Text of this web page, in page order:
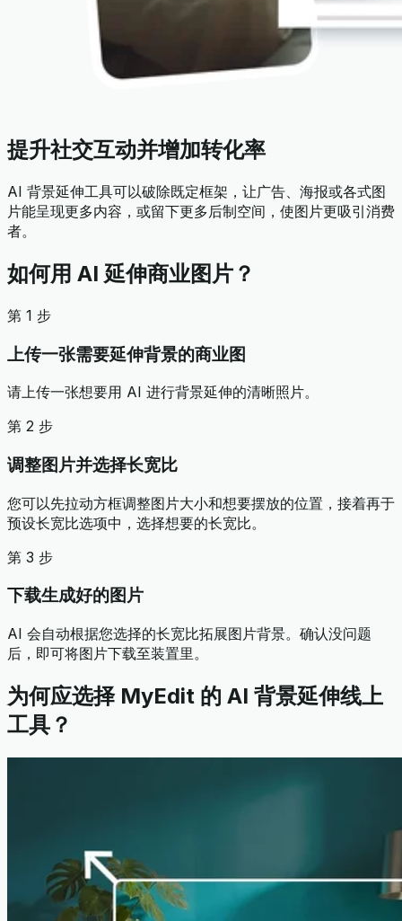
提升社交互动并增加转化率
AI 背景延伸工具可以破除既定框架，让广告、海报或各式图
片能呈现更多内容，或留下更多后制空间，使图片更吸引消费
者。
如何用 AI 延伸商业图片？
第 1 步
上传一张需要延伸背景的商业图
请上传一张想要用 AI 进行背景延伸的清晰照片。
第 2 步
调整图片并选择长宽比
您可以先拉动方框调整图片大小和想要摆放的位置，接着再于
预设长宽比选项中，选择想要的长宽比。
第 3 步
下载生成好的图片
AI 会自动根据您选择的长宽比拓展图片背景。确认没问题
后，即可将图片下载至装置里。
为何应选择 MyEdit 的 AI 背景延伸线上
工具？